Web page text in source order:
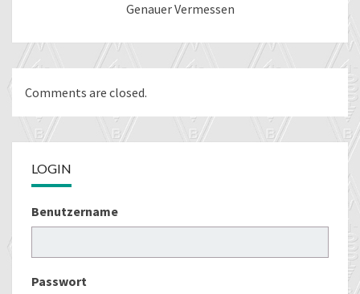
Genauer Vermessen
Comments are closed.
LOGIN
Benutzername
Passwort